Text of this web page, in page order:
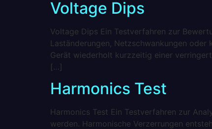
Voltage Dips
Voltage Dips Ein Testverfahren zur
Laständerungen, Netzschwankungen
Gerät wiederholt kurzzeitig einer
[…]
Harmonics Test
Harmonics Test Ein Testverfahren zur
werden. Harmonische Verzerrungen